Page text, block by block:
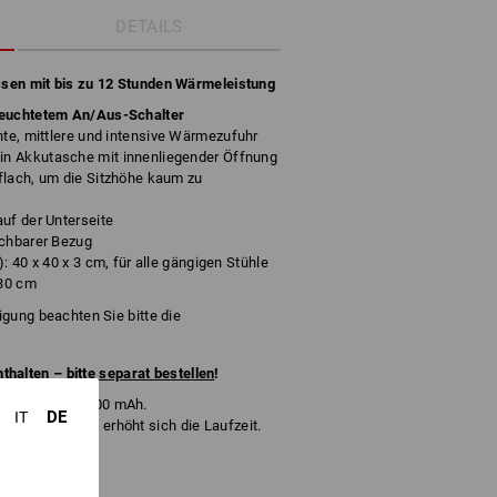
DETAILS
mit bis zu 12 Stunden Wärmeleistung
An/Aus-Schalter
mittlere und intensive Wärmezufuhr
Akkutasche mit innenliegender Öffnung
um die Sitzhöhe kaum zu
der Unterseite
Bezug
40 x 40 x 3 cm, für alle gängigen Stühle
cm
beachten Sie bitte die
– bitte separat bestellen!
10.000 mAh.
Kapazität erhöht sich die Laufzeit.
IT DE